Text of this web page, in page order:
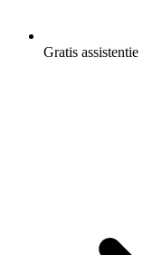
Gratis assistentie